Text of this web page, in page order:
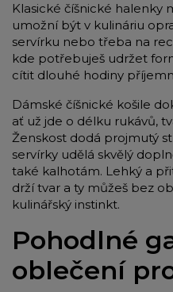
Klasické číšnické halenky
umožní být v kulináriu
servírku nebo třeba na
kde potřebuješ udržet
cítit dlouhé hodiny
Dámské číšnické košile
ať už jde o délku rukávů,
Ženskost dodá projmutý
servírky udělá skvělý
také kalhotám. Lehký a
drží tvar a ty můžeš bez
kulinářský instinkt.
Pohodlné
oblečení